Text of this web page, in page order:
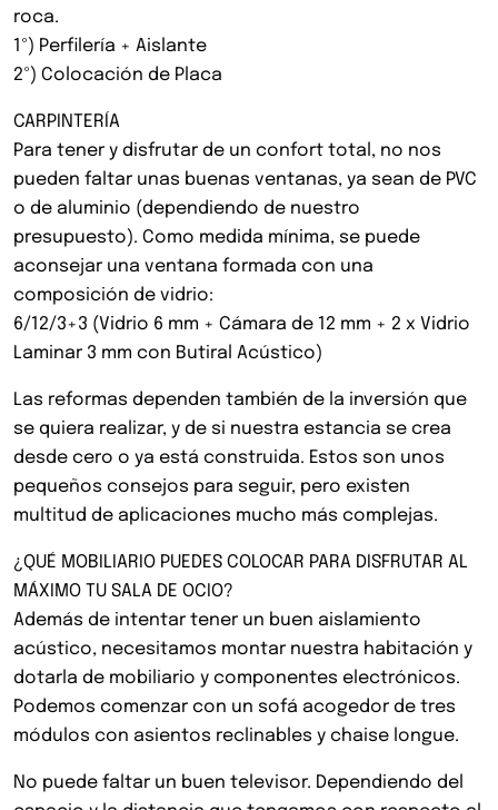
roca.
1º) Perfilería + Aislante
2º) Colocación de Placa
CARPINTERÍA
Para tener y disfrutar de un confort total, no nos
pueden faltar unas buenas ventanas, ya sean de PVC
o de aluminio (dependiendo de nuestro
presupuesto). Como medida mínima, se puede
aconsejar una ventana formada con una
composición de vidrio:
6/12/3+3 (Vidrio 6 mm + Cámara de 12 mm + 2 x Vidrio
Laminar 3 mm con Butiral Acústico)
Las reformas dependen también de la inversión que
se quiera realizar, y de si nuestra estancia se crea
desde cero o ya está construida. Estos son unos
pequeños consejos para seguir, pero existen
multitud de aplicaciones mucho más complejas.
¿QUÉ MOBILIARIO PUEDES COLOCAR PARA DISFRUTAR AL
MÁXIMO TU SALA DE OCIO?
Además de intentar tener un buen aislamiento
acústico, necesitamos montar nuestra habitación y
dotarla de mobiliario y componentes electrónicos.
Podemos comenzar con un sofá acogedor de tres
módulos con asientos reclinables y chaise longue.
No puede faltar un buen televisor. Dependiendo del